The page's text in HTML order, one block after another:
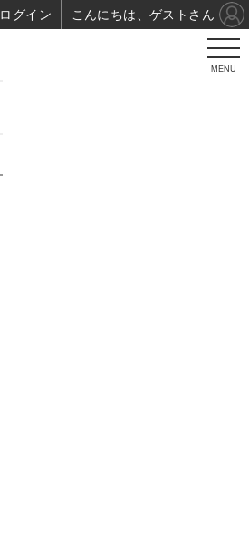
MENU
ログイン こんにちは、ゲストさん